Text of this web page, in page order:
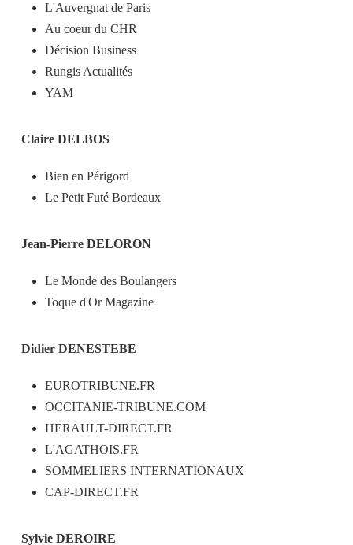
L'Auvergnat de Paris
Au coeur du CHR
Décision Business
Rungis Actualités
YAM
Claire DELBOS
Bien en Périgord
Le Petit Futé Bordeaux
Jean-Pierre DELORON
Le Monde des Boulangers
Toque d'Or Magazine
Didier DENESTEBE
EUROTRIBUNE.FR
OCCITANIE-TRIBUNE.COM
HERAULT-DIRECT.FR
L'AGATHOIS.FR
SOMMELIERS INTERNATIONAUX
CAP-DIRECT.FR
Sylvie DEROIRE